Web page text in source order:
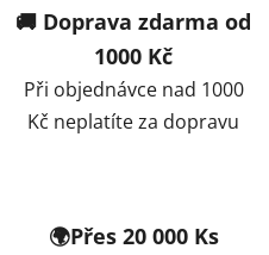
🚚 Doprava zdarma od
1000 Kč
Při objednávce nad 1000
Kč neplatíte za dopravu
🌍Přes 20 000 Ks